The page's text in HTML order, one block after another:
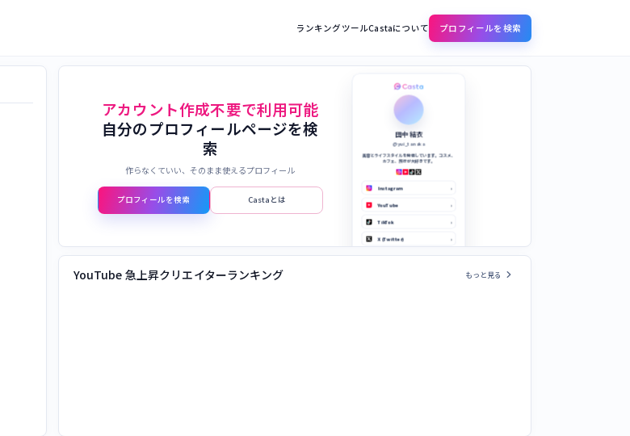
ランキング ツールCastaについて プロフィールを検索
アカウント作成不要で利用可能
自分のプロフィールページを検
索
作らなくていい、そのまま使えるプロフィール
プロフィールを検索 Castaとは
田中 結衣
@yui_tanaka
美容とライフスタイルを発信しています。コスメ、
カフェ、旅行が大好きです。
Instagram ›
YouTube ›
TikTok ›
X (Twitter) ›
公式サイト ›
YouTube 急上昇クリエイターランキング もっと見る chevron_right